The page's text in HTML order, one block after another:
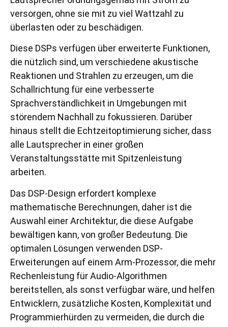
versorgen, ohne sie mit zu viel Wattzahl zu
überlasten oder zu beschädigen.
Diese DSPs verfügen über erweiterte Funktionen,
die nützlich sind, um verschiedene akustische
Reaktionen und Strahlen zu erzeugen, um die
Schallrichtung für eine verbesserte
Sprachverständlichkeit in Umgebungen mit
störendem Nachhall zu fokussieren. Darüber
hinaus stellt die Echtzeitoptimierung sicher, dass
alle Lautsprecher in einer großen
Veranstaltungsstätte mit Spitzenleistung
arbeiten.
Das DSP-Design erfordert komplexe
mathematische Berechnungen, daher ist die
Auswahl einer Architektur, die diese Aufgabe
bewältigen kann, von großer Bedeutung. Die
optimalen Lösungen verwenden DSP-
Erweiterungen auf einem Arm-Prozessor, die mehr
Rechenleistung für Audio-Algorithmen
bereitstellen, als sonst verfügbar wäre, und helfen
Entwicklern, zusätzliche Kosten, Komplexität und
Programmierhürden zu vermeiden, die durch die